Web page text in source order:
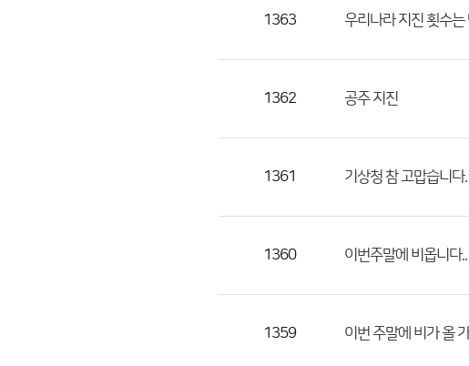
성
1363 우리나라 지진 횟수는
1362 공주 지진
1361 기상청 참 고맙습니다.
1360 이번주말에 비옵니다..
1359 이번 주말에 비가 올